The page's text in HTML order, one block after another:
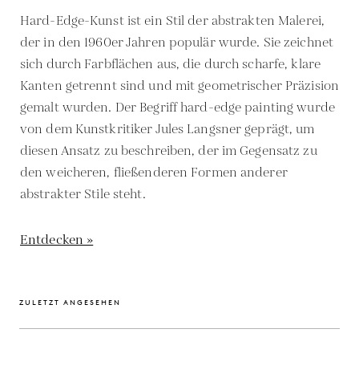
Hard-Edge-Kunst ist ein Stil der abstrakten Malerei,
der in den 1960er Jahren populär wurde. Sie zeichnet
sich durch Farbflächen aus, die durch scharfe, klare
Kanten getrennt sind und mit geometrischer Präzision
gemalt wurden. Der Begriff hard-edge painting wurde
von dem Kunstkritiker Jules Langsner geprägt, um
diesen Ansatz zu beschreiben, der im Gegensatz zu
den weicheren, fließenderen Formen anderer
abstrakter Stile steht.
Entdecken »
ZULETZT ANGESEHEN